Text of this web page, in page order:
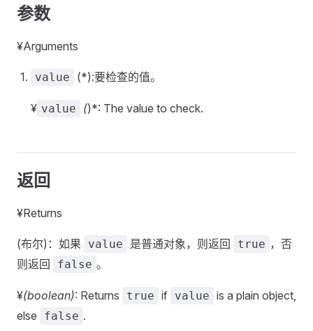
参数
¥Arguments
value (*):要检查的值。
¥ value ()*: The value to check.
返回
¥Returns
(布尔)：如果 value 是普通对象，则返回 true ，否
则返回
false 。
¥(boolean): Returns true if value is a plain object,
else
false .